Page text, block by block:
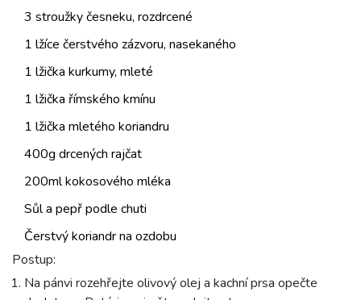
3 stroužky česneku, rozdrcené
1 lžíce čerstvého zázvoru, nasekaného
1 lžička kurkumy, mleté
1 lžička římského kmínu
1 lžička mletého koriandru
400g drcených rajčat
200ml kokosového mléka
Sůl a pepř podle chuti
Čerstvý koriandr na ozdobu
Postup:
Na pánvi rozehřejte olivový olej a kachní prsa opečte